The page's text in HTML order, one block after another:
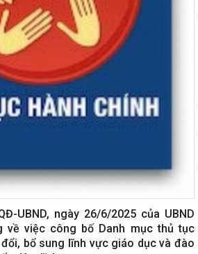
UBND, ngày 26/6/2025 của UBND
về việc công bố Danh mục thủ tục
bổ sung lĩnh vực giáo dục và đào